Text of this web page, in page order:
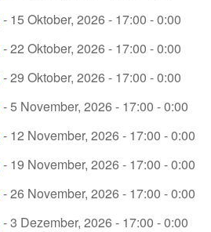
- 15 Oktober, 2026 - 17:00 - 0:00
- 22 Oktober, 2026 - 17:00 - 0:00
- 29 Oktober, 2026 - 17:00 - 0:00
- 5 November, 2026 - 17:00 - 0:00
- 12 November, 2026 - 17:00 - 0:00
- 19 November, 2026 - 17:00 - 0:00
- 26 November, 2026 - 17:00 - 0:00
- 3 Dezember, 2026 - 17:00 - 0:00